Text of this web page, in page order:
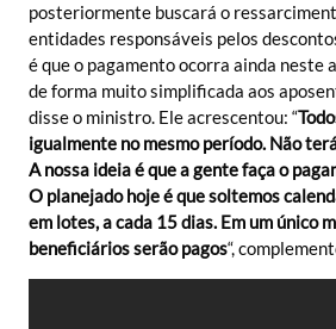
posteriormente buscará o
entidades responsáveis pelos
é que o pagamento ocorra ainda neste
de forma muito simplificada aos
disse o ministro. Ele acrescentou: “
igualmente no mesmo período. Não
A nossa ideia é que a gente faça o
O planejado hoje é que soltemos
em lotes, a cada 15 dias. Em um único
beneficiários serão pagos“,